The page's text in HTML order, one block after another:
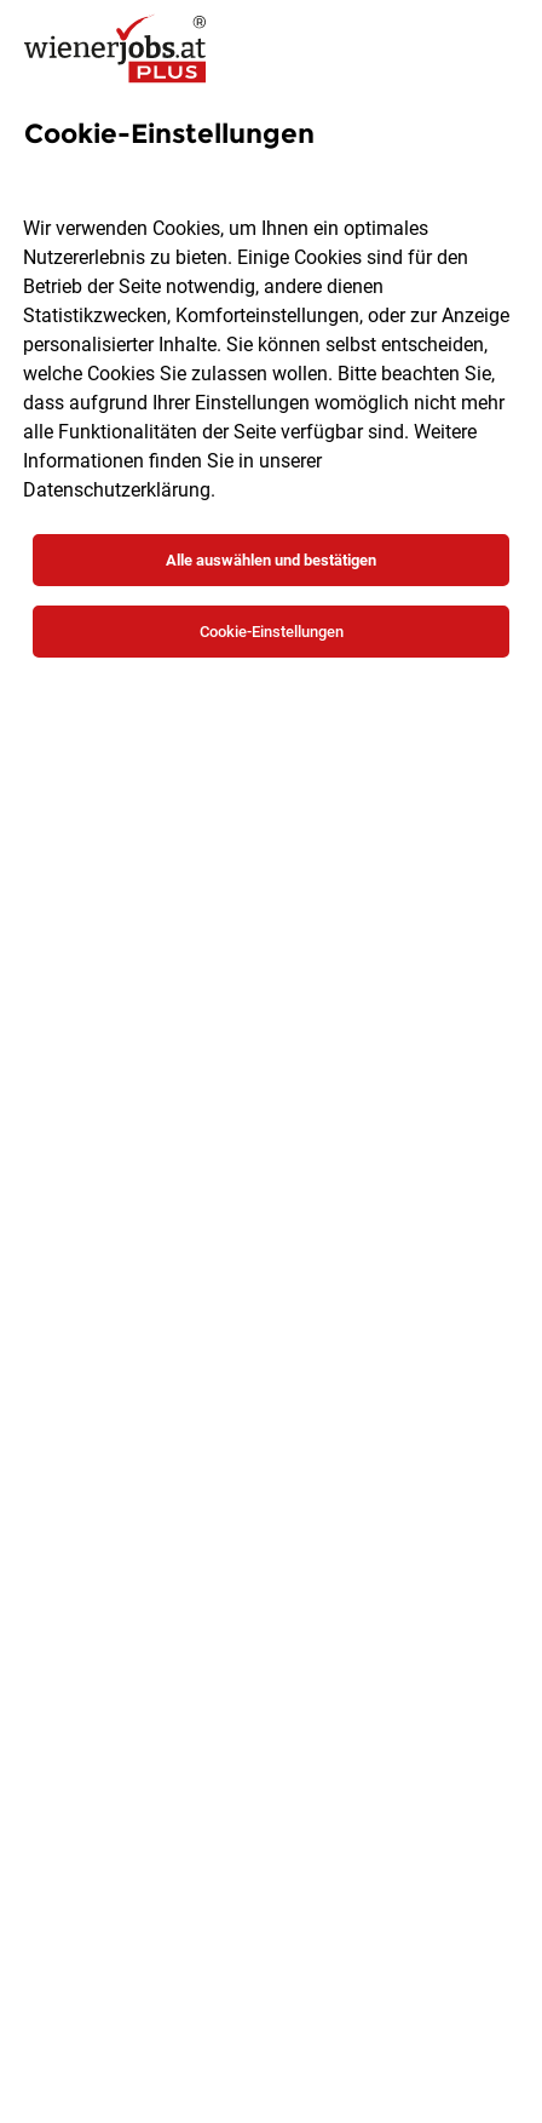
Verkaufsmitarbeiter (m/w/d)
2320 Schwechat
HOFER KG
Schwechat Teilzeit 06.08.2026
Cookie-Einstellungen
Wir verwenden Cookies, um Ihnen ein optimales
Nutzererlebnis zu bieten. Einige Cookies sind für den
Betrieb der Seite notwendig, andere dienen
Statistikzwecken, Komforteinstellungen, oder zur Anzeige
personalisierter Inhalte. Sie können selbst entscheiden,
welche Cookies Sie zulassen wollen. Bitte beachten Sie,
dass aufgrund Ihrer Einstellungen womöglich nicht mehr
alle Funktionalitäten der Seite verfügbar sind. Weitere
Informationen finden Sie in unserer
Datenschutzerklärung.
Alle auswählen und bestätigen
Cookie-Einstellungen